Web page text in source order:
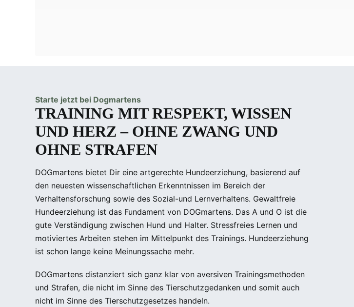
Starte jetzt bei Dogmartens
TRAINING MIT RESPEKT, WISSEN
UND HERZ – OHNE ZWANG UND
OHNE STRAFEN
DOGmartens bietet Dir eine artgerechte Hundeerziehung, basierend auf
den neuesten wissen­schaftlichen Erkenntnissen im Bereich der
Verhaltensforschung sowie des Sozial-und Lernver­haltens. Gewaltfreie
Hundeerziehung ist das Fundament von DOGmartens. Das A und O ist die
gute Verständigung zwischen Hund und Halter. Stressfreies Lernen und
motiviertes Arbeiten stehen im Mittelpunkt des Trainings. Hundeerziehung
ist schon lange keine Meinungssache mehr.
DOGmartens distanziert sich ganz klar von aversiven Trainingsmethoden
und Strafen, die nicht im Sinne des Tierschutzgedanken und somit auch
nicht im Sinne des Tierschutzgesetzes handeln.